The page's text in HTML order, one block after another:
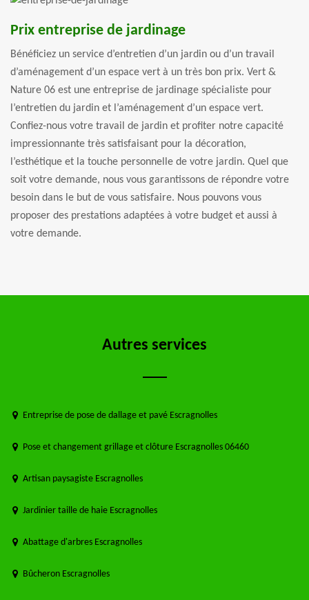
Prix entreprise de jardinage
Bénéficiez un service d’entretien d’un jardin ou d’un travail
d’aménagement d’un espace vert à un très bon prix. Vert &
Nature 06 est une entreprise de jardinage spécialiste pour
l’entretien du jardin et l’aménagement d’un espace vert.
Confiez-nous votre travail de jardin et profiter notre capacité
impressionnante très satisfaisant pour la décoration,
l’esthétique et la touche personnelle de votre jardin. Quel que
soit votre demande, nous vous garantissons de répondre votre
besoin dans le but de vous satisfaire. Nous pouvons vous
proposer des prestations adaptées à votre budget et aussi à
votre demande.
Autres services
Entreprise de pose de dallage et pavé Escragnolles
Pose et changement grillage et clôture Escragnolles 06460
Artisan paysagiste Escragnolles
Jardinier taille de haie Escragnolles
Abattage d'arbres Escragnolles
Bûcheron Escragnolles